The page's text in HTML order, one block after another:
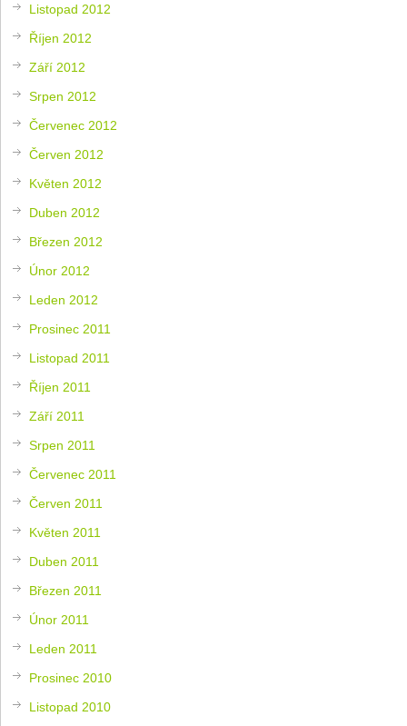
Listopad 2012
Říjen 2012
Září 2012
Srpen 2012
Červenec 2012
Červen 2012
Květen 2012
Duben 2012
Březen 2012
Únor 2012
Leden 2012
Prosinec 2011
Listopad 2011
Říjen 2011
Září 2011
Srpen 2011
Červenec 2011
Červen 2011
Květen 2011
Duben 2011
Březen 2011
Únor 2011
Leden 2011
Prosinec 2010
Listopad 2010